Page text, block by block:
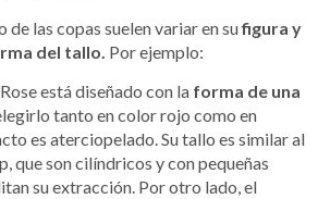
de las copas suelen variar en sufigura y
del tallo. Por ejemplo:
está diseñado con la forma de una
tanto en color rojo como en
es aterciopelado. Su tallo es similar al
que son cilíndricos y con pequeñas
su extracción. Por otro lado, el